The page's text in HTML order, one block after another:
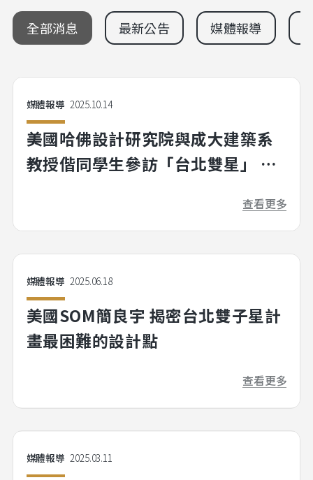
全部消息 最新公告 媒體報導
媒體報導 2025.10.14
美國哈佛設計研究院與成大建築系
教授偕同學生參訪「台北雙星」 開
查看更多
媒體報導 2025.06.18
美國SOM簡良宇 揭密台北雙子星計
畫最困難的設計點
查看更多
媒體報導 2025.03.11